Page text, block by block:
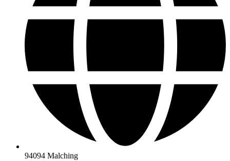
94094 Malching